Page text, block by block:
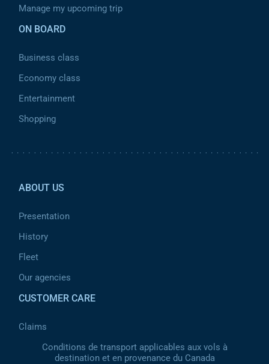
Manage my upcoming trip
ON BOARD
Business class
Economy class
Entertainment
Shopping
ABOUT US
Presentation
History
Fleet
Our agencies
CUSTOMER CARE
Claims
Conditions de transport applicables aux vols à
destination et en provenance du Canada